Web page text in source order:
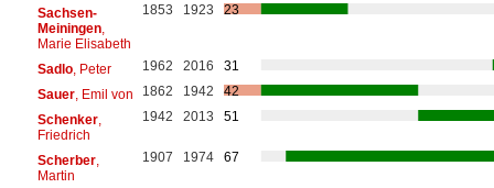
Sachsen-
Meiningen,
Marie Elisabeth
1853 1923 23
Sadlo, Peter 1962 2016
31
Sauer, Emil von 1862 1942
42
Schenker,
Friedrich
1942 2013 51
Scherber,
Martin
1907 1974 67